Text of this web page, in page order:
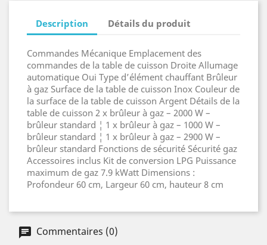
Description Détails du produit
Commandes Mécanique Emplacement des
commandes de la table de cuisson Droite Allumage
automatique Oui Type d’élément chauffant Brûleur
à gaz Surface de la table de cuisson Inox Couleur de
la surface de la table de cuisson Argent Détails de la
table de cuisson 2 x brûleur à gaz – 2000 W –
brûleur standard ¦ 1 x brûleur à gaz – 1000 W –
brûleur standard ¦ 1 x brûleur à gaz – 2900 W –
brûleur standard Fonctions de sécurité Sécurité gaz
Accessoires inclus Kit de conversion LPG Puissance
maximum de gaz 7.9 kWatt Dimensions :
Profondeur 60 cm, Largeur 60 cm, hauteur 8 cm
Commentaires (0)